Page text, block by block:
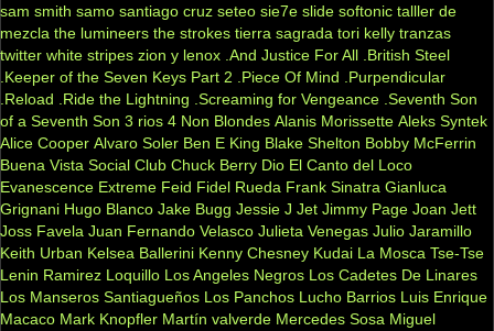
sam smith samo santiago cruz seteo sie7e slide softonic talller de
mezcla the lumineers the strokes tierra sagrada tori kelly tranzas
twitter white stripes zion y lenox .And Justice For All .British Steel
.Keeper of the Seven Keys Part 2
.Piece Of Mind
.Purpendicular
.Reload
.Ride the Lightning .Screaming for Vengeance .Seventh Son
of a Seventh Son 3 rios 4 Non Blondes Alanis Morissette Aleks Syntek
Alice Cooper Alvaro Soler Ben E King Blake Shelton Bobby McFerrin
Buena Vista Social Club Chuck Berry Dio El Canto del Loco
Evanescence Extreme Feid Fidel Rueda Frank Sinatra Gianluca
Grignani Hugo Blanco Jake Bugg Jessie J Jet Jimmy Page Joan Jett
Joss Favela Juan Fernando Velasco Julieta Venegas Julio Jaramillo
Keith Urban Kelsea Ballerini Kenny Chesney Kudai La Mosca Tse-Tse
Lenin Ramirez Loquillo Los Angeles Negros Los Cadetes De Linares
Los Manseros Santiagueños Los Panchos Lucho Barrios Luis Enrique
Macaco Mark Knopfler Martín valverde Mercedes Sosa Miguel